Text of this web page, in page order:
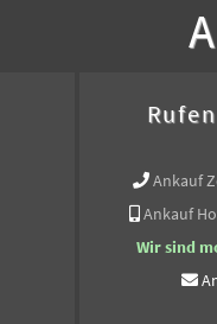
Ankauf
Ankauf
Wir sind